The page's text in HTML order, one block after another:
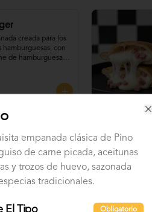
creada para los
hamburguesas, con
de hamburguesa,
de res sazonada a la
con queso
empanada clásica de Pino
de carne picada, aceitunas
y trozos de huevo, sazonada
tradicionales.
El Tipo Obligatorio